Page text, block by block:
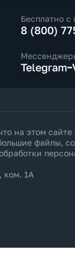
Бесплатно с
8 (800)
Telegram
этом сайте
ком. 1А